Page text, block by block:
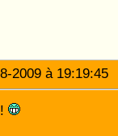
2009 à